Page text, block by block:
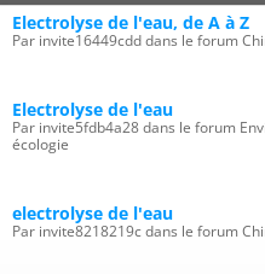
Electrolyse de l'eau, de A à Z
Par invite16449cdd dans le forum
Electrolyse de l'eau
Par invite5fdb4a28 dans le forum
écologie
electrolyse de l'eau
Par invite8218219c dans le forum